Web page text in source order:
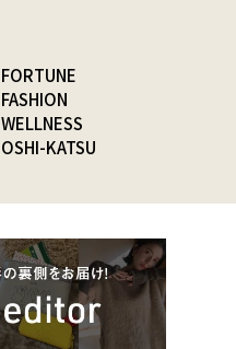
FORTUNE
FASHION
WELLNESS
OSHI-KATSU